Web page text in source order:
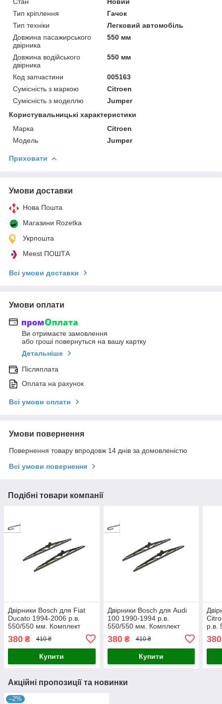
Тип кріплення
Гачок
Тип техніки
Легковий автомобіль
Довжина пасажирського
двірника
550 мм
Довжина водійського
двірника
550 мм
Код запчастини
005163
Сумісність з маркою
Citroen
Сумісність з моделлю
Jumper
Користувальницькі характеристики
Марка
Citroen
Модель
Jumper
Приховати
Умови доставки
Нова Пошта
Магазини Rozetka
Укрпошта
Meest ПОШТА
Всі умови доставки
Умови оплати
Ви отримаєте замовлення
або гроші повернуться на вашу картку
Детальніше
Післяплата
Оплата на рахунок
Всі умови оплати
Умови повернення
Повернення товару впродовж 14 днів за домовленістю
Всі умови повернення
Подібні товари компанії
Двірники Bosch для Fiat
Ducato 1994-2006 р.в.
550/550 мм. Комплект
каркасні 2 шт.
380 ₴ 410 ₴
Купити
Двірники Bosch для Audi
100 1990-1994 р.в.
550/550 мм. Комплект
каркасні 2 шт.
380₴ 410 ₴
Купити
р.в.
380
Акційні пропозиції та новинки
–2%